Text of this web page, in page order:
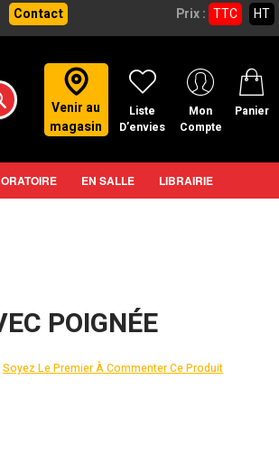
Contact Prix : TTC HT
Venir au
magasin
Liste
D’envies
Mon
Compte
Panier
EN SALLE LIBRAIRIE
POIGNÉE
Soyez Le Premier À Commenter Ce Produit